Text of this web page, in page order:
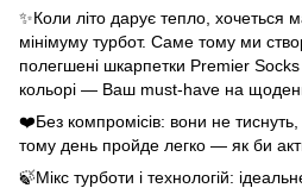
✨Коли літо дарує тепло, хочеться
мінімуму турбот. Саме тому ми
полегшені шкарпетки Premier
кольорі — Ваш must-have на
❤️Без компромісів: вони не тиснуть,
тому день пройде легко — як би
🍃Мікс турботи і технологій: